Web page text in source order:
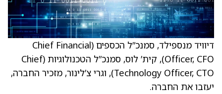
דיוויד מנספילד, סמנכ”ל הכספים (Chief Financial
Officer, CFO), קית’ לוס, סמנכ”ל הטכנולוגיות (Chief
Technology Officer, CTO), וגרי צ’לינור, מזכיר החברה,
יעזבו את החברה.